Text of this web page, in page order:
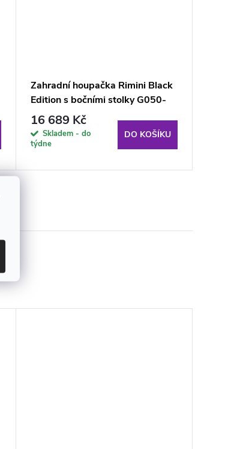
Zahradní houpačka Rimini Black
Edition s bočními stolky G050-
06PB PATIO
16 689 Kč
Skladem - do
týdne
DO KOŠÍKU